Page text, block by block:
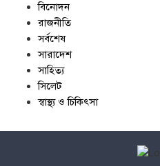
বিনোদন
রাজনীতি
সর্বশেষ
সারাদেশ
সাহিত্য
সিলেট
স্বাস্থ্য ও চিকিৎসা